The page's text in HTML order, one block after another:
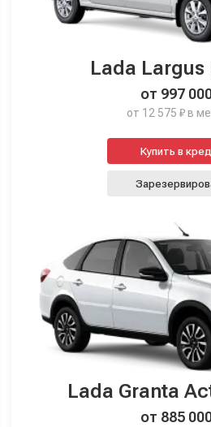
Lada Largus
от 997
от 12 575 ₽ в
Купить в
Lada Granta
от 885